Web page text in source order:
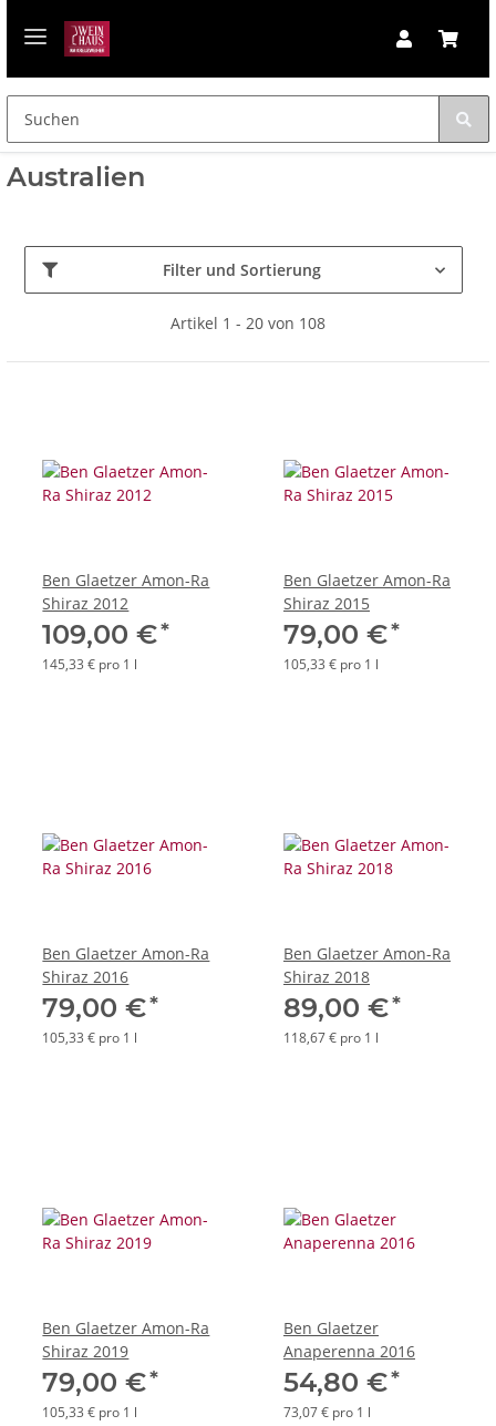
Australien
Filter und Sortierung
Artikel 1 - 20 von 108
Ben Glaetzer Amon-Ra
Shiraz 2012
109,00 €*
145,33 € pro 1 l
Ben Glaetzer Amon-Ra
Shiraz 2015
79,00 €*
105,33 € pro 1 l
Ben Glaetzer Amon-Ra
Shiraz 2016
79,00 €*
105,33 € pro 1 l
Ben Glaetzer Amon-Ra
Shiraz 2018
89,00 €*
118,67 € pro 1 l
Ben Glaetzer Amon-Ra
Shiraz 2019
79,00 €*
105,33 € pro 1 l
Ben Glaetzer
Anaperenna 2016
54,80 €*
73,07 € pro 1 l